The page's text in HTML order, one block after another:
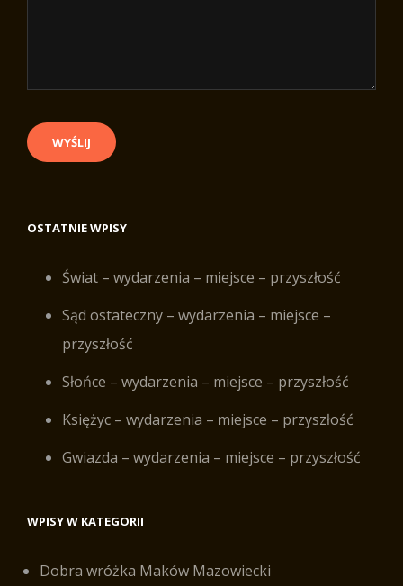
OSTATNIE WPISY
Świat – wydarzenia – miejsce – przyszłość
Sąd ostateczny – wydarzenia – miejsce –
przyszłość
Słońce – wydarzenia – miejsce – przyszłość
Księżyc – wydarzenia – miejsce – przyszłość
Gwiazda – wydarzenia – miejsce – przyszłość
WPISY W KATEGORII
Dobra wróżka Maków Mazowiecki